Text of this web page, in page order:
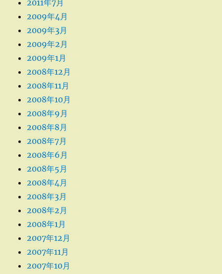
2011年7月
2009年4月
2009年3月
2009年2月
2009年1月
2008年12月
2008年11月
2008年10月
2008年9月
2008年8月
2008年7月
2008年6月
2008年5月
2008年4月
2008年3月
2008年2月
2008年1月
2007年12月
2007年11月
2007年10月